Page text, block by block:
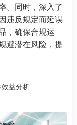
。同时，深入了
违反规定而延误
，确保合规运
避潜在风险，提
益分析